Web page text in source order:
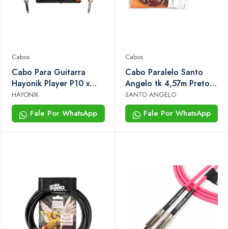
Cabos
Cabo Para Guitarra
Hayonik Player P10 x
P10 1 Metro Preto
HAYONIK
Fale Por WhatsApp
Cabos
Cabo Paralelo Santo
Angelo tk 4,57m Preto 2
P10 x 2 P10 Para
Teclado e áudio
SANTO ANGELO
Fale Por WhatsApp